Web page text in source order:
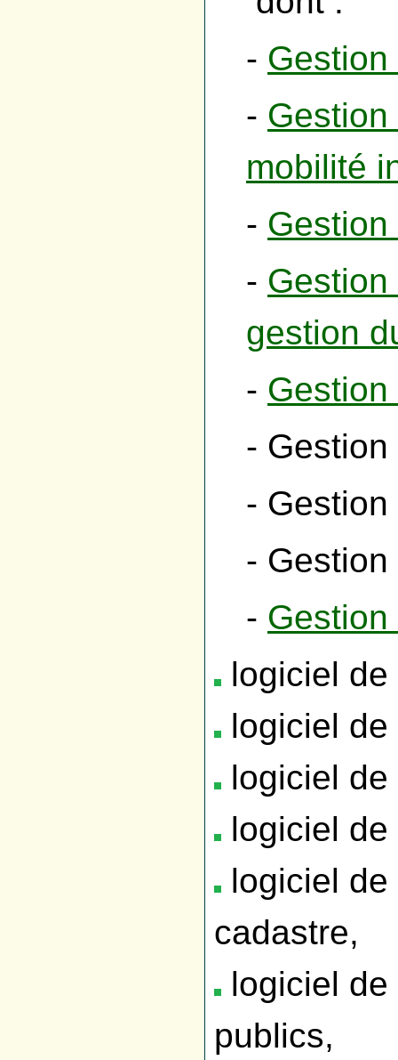
-
-
mobilité
-
-
gestion
-
-
-
-
-
logiciel
logiciel
logiciel
logiciel
logiciel
cadastre,
logiciel
publics,